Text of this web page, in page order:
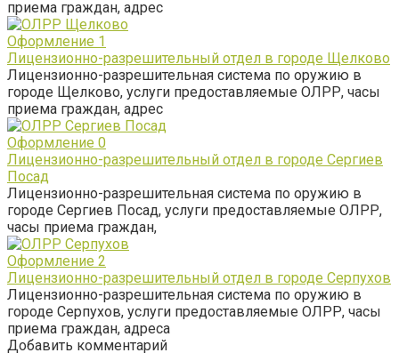
приема граждан, адрес
Оформление 1
Лицензионно-разрешительный отдел в городе Щелково
Лицензионно-разрешительная система по оружию в
городе Щелково, услуги предоставляемые ОЛРР, часы
приема граждан, адрес
Оформление 0
Лицензионно-разрешительный отдел в городе Сергиев
Посад
Лицензионно-разрешительная система по оружию в
городе Сергиев Посад, услуги предоставляемые ОЛРР,
часы приема граждан,
Оформление 2
Лицензионно-разрешительный отдел в городе Серпухов
Лицензионно-разрешительная система по оружию в
городе Серпухов, услуги предоставляемые ОЛРР, часы
приема граждан, адреса
Добавить комментарий